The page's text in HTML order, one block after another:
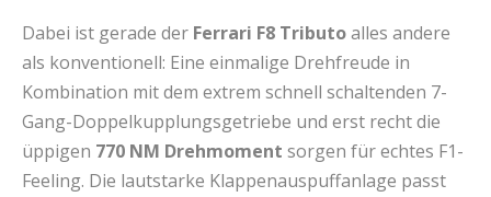
Dabei ist gerade der Ferrari F8 Tributoalles andere
als konventionell: Eine einmalige Drehfreude in
Kombination mit dem extrem schnell schaltenden 7-
Gang-Doppelkupplungsgetriebe und erst recht die
üppigen 770 NM Drehmoment sorgen für echtes F1-
Feeling. Die lautstarke Klappenauspuffanlage passt